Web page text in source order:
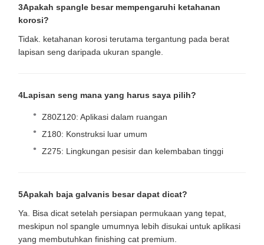
3Apakah spangle besar mempengaruhi ketahanan
korosi?
Tidak. ketahanan korosi terutama tergantung pada berat
lapisan seng daripada ukuran spangle.
4Lapisan seng mana yang harus saya pilih?
Z80Z120: Aplikasi dalam ruangan
Z180: Konstruksi luar umum
Z275: Lingkungan pesisir dan kelembaban tinggi
5Apakah baja galvanis besar dapat dicat?
Ya. Bisa dicat setelah persiapan permukaan yang tepat,
meskipun nol spangle umumnya lebih disukai untuk aplikasi
yang membutuhkan finishing cat premium.